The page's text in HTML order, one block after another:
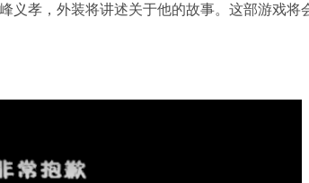
孝，外装将讲述关于他的故事。这部游戏将